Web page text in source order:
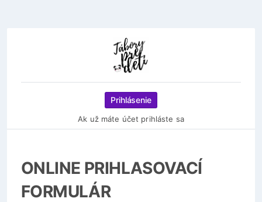
Prihlásenie
Ak už máte účet prihláste sa
ONLINE PRIHLASOVACÍ
FORMULÁR